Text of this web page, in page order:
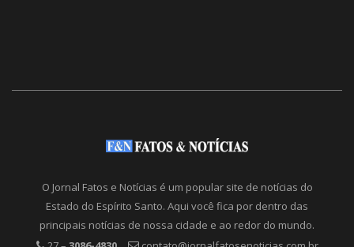
O Jornal Fatos e Notícias é um popular site de notícias do
Estado do Espírito Santo. Aqui você fica por dentro das
principais notícias de nossa cidade e ao redor do mundo.